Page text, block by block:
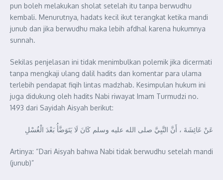
pun boleh melakukan sholat setelah itu tanpa berwudhu
kembali. Menurutnya, hadats kecil ikut terangkat ketika mandi
junub dan jika berwudhu maka lebih afdhal karena hukumnya
sunnah.
Sekilas penjelasan ini tidak menimbulkan polemik jika dicermati
tanpa mengkaji ulang dalil hadits dan komentar para ulama
terlebih pendapat fiqih lintas madzhab. Kesimpulan hukum ini
juga didukung oleh hadits Nabi riwayat Imam Turmudzi no.
1493 dari Sayidah Aisyah berikut:
عَنْ عَائِشَةَ ، أَنَّ النَّبِيَّ صلى الله عليه وسلم ‌كَانَ ‌لَا ‌يَتَوَضَّأُ ‌بَعْدَ ‌الْغُسْلِ
Artinya: “Dari Aisyah bahwa Nabi tidak berwudhu setelah mandi
(junub)”